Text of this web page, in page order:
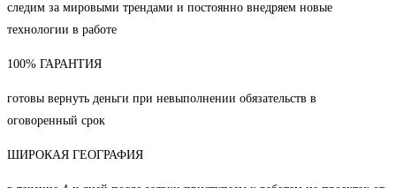
следим за мировыми трендами и постоянно внедряем новые
технологии в работе
100% ГАРАНТИЯ
готовы вернуть деньги при невыполнении обязательств в
оговоренный срок
ШИРОКАЯ ГЕОГРАФИЯ